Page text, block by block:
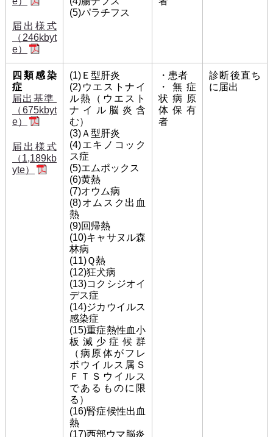
届出様式
（246kbyt
e）
(5)パラチフス
四類感染
症
届出基準
（675kbyt
e）
届出様式
（1,189kb
yte）
(1)Ｅ型肝炎
(2)ウエストナイ
ル熱（ウエスト
ナイル脳炎含
む）
(3)Ａ型肝炎
(4)エキノコック
ス症
(5)エムポックス
(6)黄熱
(7)オウム病
(8)オムスク出血
熱
(9)回帰熱
(10)キャサヌル森
林病
(11)Ｑ熱
(12)狂犬病
(13)コクシジオイ
デス症
(14)ジカウイルス
感染症
(15)重症熱性血小
板減少症候群
（病原体がフレ
ボウイルス属Ｓ
ＦＴＳウイルス
であるものに限
る）
(16)腎症候性出血
熱
(17)西部ウマ脳炎
・患者
・無症
状病原
体保有
者
診断後直ち
に届出